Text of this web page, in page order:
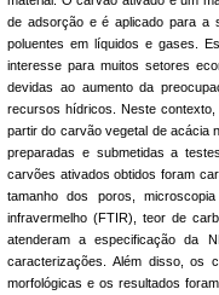
de adsorção e é aplicado para a
poluentes em líquidos e gases.
interesse para muitos setores
devidas ao aumento da
recursos hídricos. Neste
partir do carvão vegetal de acácia
preparadas e submetidas a
carvões ativados obtidos foram
tamanho dos poros,
infravermelho (FTIR), teor de
atenderam a especificação da
caracterizações. Além disso, os
morfológicas e os resultados